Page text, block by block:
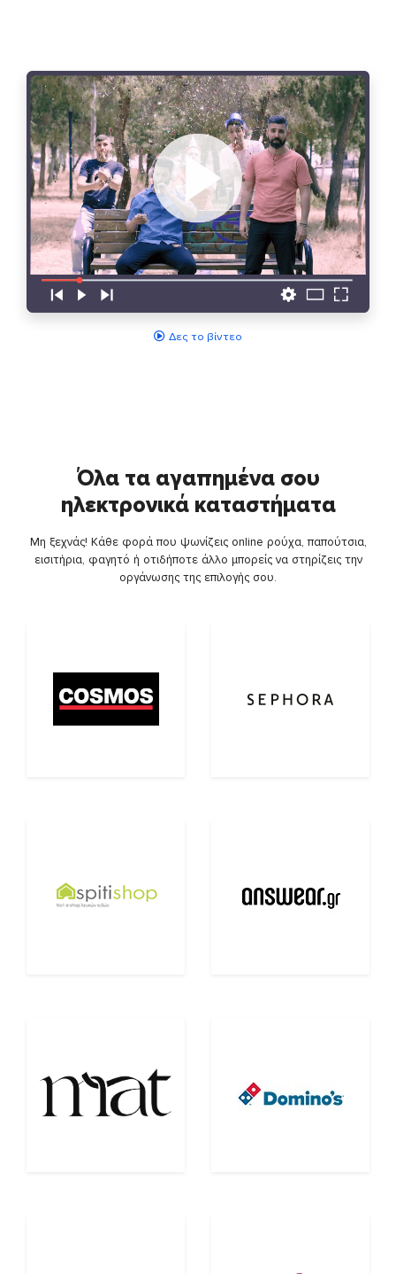
Δες το βίντεο
Όλα τα αγαπημένα σου
ηλεκτρονικά καταστήματα
Μη ξεχνάς! Κάθε φορά που ψωνίζεις online ρούχα, παπούτσια,
εισιτήρια, φαγητό ή οτιδήποτε άλλο μπορείς να στηρίζεις την
οργάνωσης της επιλογής σου.